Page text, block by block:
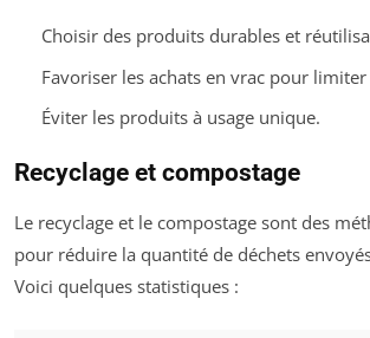
Choisir des produits durables et
Favoriser les achats en vrac pour
Éviter les produits à usage unique.
Recyclage et compostage
Le recyclage et le compostage sont des
pour réduire la quantité de déchets
Voici quelques statistiques :